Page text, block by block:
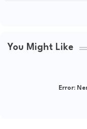
You Might Like
Error: